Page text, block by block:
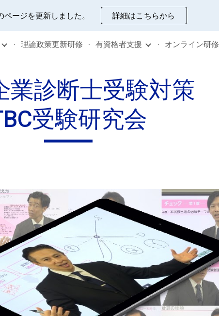
Skip to navigation
ージを更新しました。 詳細はこちらから
理論政策更新研修 有資格者支援 オンライン研修
業診断士受験対策
受験研究会